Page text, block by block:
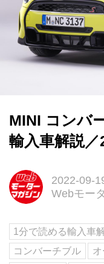
MINI コンバ
輸入車解説／
2022-09-
Webモー
1分で読める輸入車
コンバーチブル